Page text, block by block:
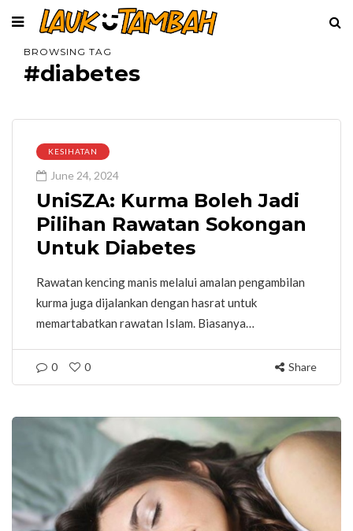
BROWSING TAG
#diabetes
KESIHATAN
June 24, 2024
UniSZA: Kurma Boleh Jadi
Pilihan Rawatan Sokongan
Untuk Diabetes
Rawatan kencing manis melalui amalan pengambilan
kurma juga dijalankan dengan hasrat untuk
memartabatkan rawatan Islam. Biasanya…
0 0 Share